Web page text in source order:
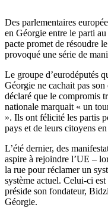
Des parlementaires
en Géorgie entre le parti
pacte promet de résoudre
provoqué une série de
Le groupe d’eurodéputés
Géorgie ne cachait pas
déclaré que le compromis
nationale marquait « un
». Ils ont félicité les partis
pays et de leurs citoyens
L’été dernier, des
aspire à rejoindre l’UE –
la rue pour réclamer un
système actuel. Celui-ci
préside son fondateur,
Géorgie.